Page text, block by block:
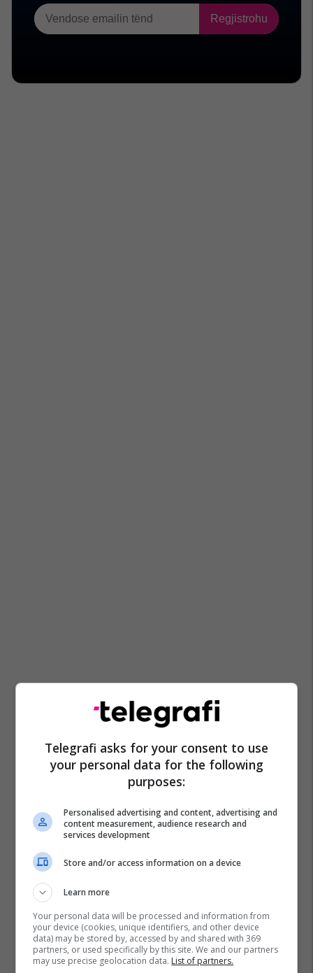
Telegrafi asks for your consent to use
your personal data for the following
purposes:
Personalised advertising and content, advertising and
content measurement, audience research and
services development
Store and/or access information on a device
Learn more
Your personal data will be processed and information from
your device (cookies, unique identifiers, and other device
data) may be stored by, accessed by and shared with 369
partners, or used specifically by this site. We and our partners
may use precise geolocation data. List of partners.